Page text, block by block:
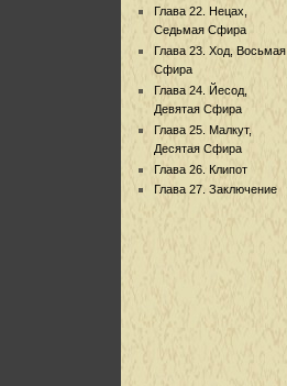
Глава 22. Нецах,
Седьмая Сфира
Глава 23. Ход, Восьмая
Сфира
Глава 24. Йесод,
Девятая Сфира
Глава 25. Малкут,
Десятая Сфира
Глава 26. Клипот
Глава 27. Заключение